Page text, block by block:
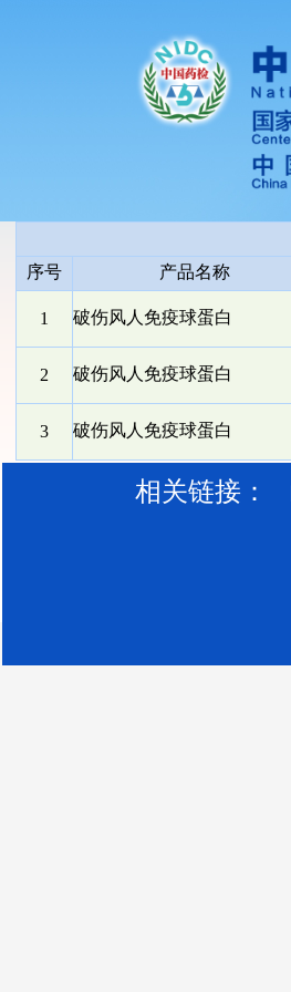
序号
产品名称
1 破伤风人免疫球蛋白
2 破伤风人免疫球蛋白
3 破伤风人免疫球蛋白
相关链接：